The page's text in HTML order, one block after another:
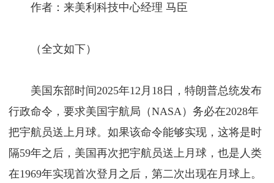
作者：来美利科技中心经理 马臣
（全文如下）
美国东部时间2025年12月18日，特朗普总统发布
行政命令，要求美国宇航局（NASA）务必在2028年
把宇航员送上月球。如果该命令能够实现，这将是时
隔59年之后，美国再次把宇航员送上月球，也是人类
在1969年实现首次登月之后，第二次出现在月球上。